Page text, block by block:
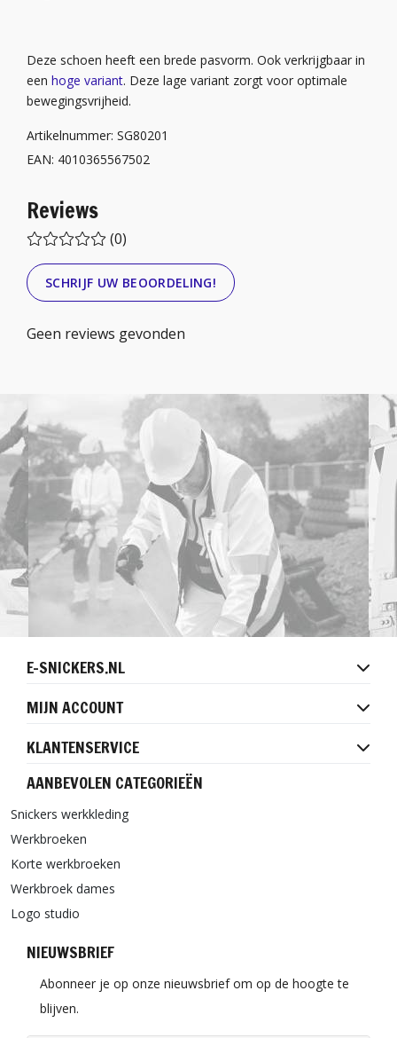
Deze schoen heeft een brede pasvorm. Ook verkrijgbaar in
een hoge variant. Deze lage variant zorgt voor optimale
bewegingsvrijheid.
Artikelnummer: SG80201
EAN: 4010365567502
Reviews
(0)
SCHRIJF UW BEOORDELING!
Geen reviews gevonden
E-SNICKERS.NL
MIJN ACCOUNT
KLANTENSERVICE
AANBEVOLEN CATEGORIEËN
Snickers werkkleding
Werkbroeken
Korte werkbroeken
Werkbroek dames
Logo studio
NIEUWSBRIEF
Abonneer je op onze nieuwsbrief om op de hoogte te
blijven.